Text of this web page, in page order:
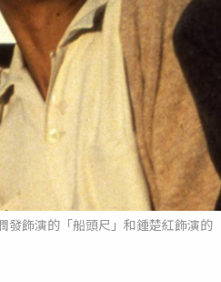
發飾演的「船頭尺」和鍾楚紅飾演的